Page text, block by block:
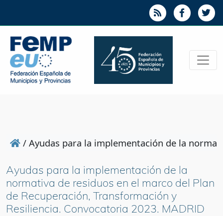
/ Ayudas para la implementación de la
Ayudas para la implementación de la
normativa de residuos en el marco del Plan
de Recuperación, Transformación y
Resiliencia. Convocatoria 2023. MADRID